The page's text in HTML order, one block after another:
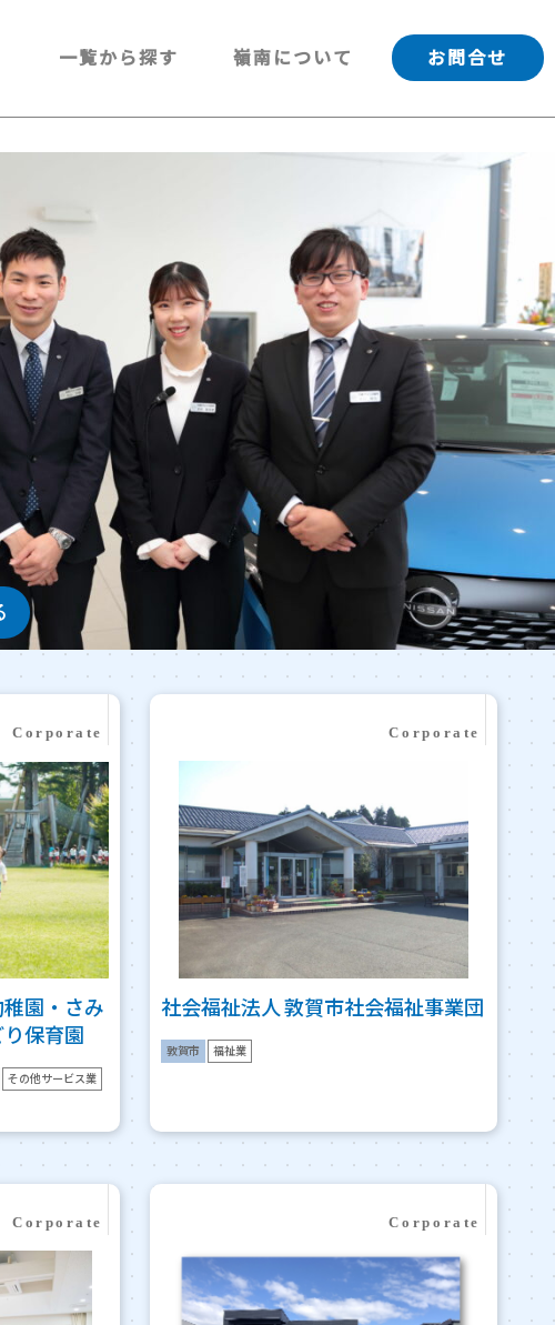
一覧から探す 嶺南について お問合せ
園・さみ
保育園
その他サービス業
社会福祉法人 敦賀市社会福祉事業団
敦賀市 福祉業